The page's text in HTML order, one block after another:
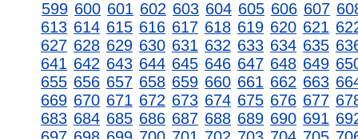
599 600 601 602 603 604 605 606 607
613 614 615 616 617 618 619 620 621
627 628 629 630 631 632 633 634 635
641 642 643 644 645 646 647 648 649
655 656 657 658 659 660 661 662 663
669 670 671 672 673 674 675 676 677
683 684 685 686 687 688 689 690 691